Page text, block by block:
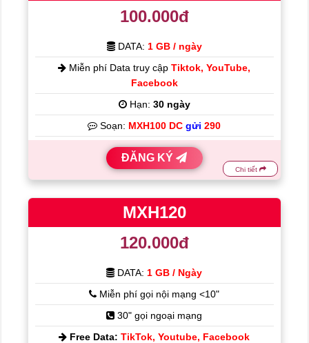
100.000đ
DATA: 1 GB / ngày
Miễn phí Data truy cậpTiktok, YouTube,
Facebook
Hạn: 30 ngày
Soạn: MXH100 DCgửi 290
ĐĂNG KÝ
Chi tiết
MXH120
120.000đ
DATA: 1 GB / Ngày
Miễn phí gọi nội mạng <10"
30" gọi ngoại mạng
Free Data:TikTok, Youtube, Facebook